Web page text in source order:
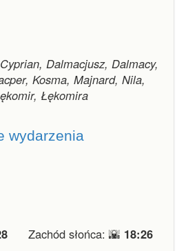
Dalmacjusz, Dalmacy,
Kosma, Majnard, Nila,
Łękomira
wydarzenia
Zachód słońca: 🌇 18:26